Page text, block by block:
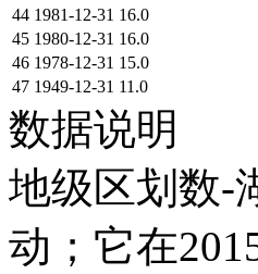
44 1981-12-31 16.0
45 1980-12-31 16.0
46 1978-12-31 15.0
47 1949-12-31 11.0
数据说明
地级区划数-
动；它在